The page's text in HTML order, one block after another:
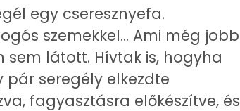
2 g
egy cseresznyefa.
szemekkel... Ami még jobb
sem látott. Hívtak is, hogyha
seregély elkezdte
fagyasztásra előkészítve, és